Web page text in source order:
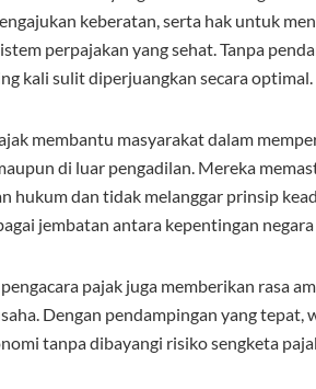
keberatan, serta hak untuk
perpajakan yang sehat. Tanpa
kali sulit diperjuangkan secara optimal.
membantu masyarakat dalam
di luar pengadilan. Mereka
hukum dan tidak melanggar prinsip
jembatan antara kepentingan
pajak juga memberikan rasa
Dengan pendampingan yang tepat,
tanpa dibayangi risiko sengketa